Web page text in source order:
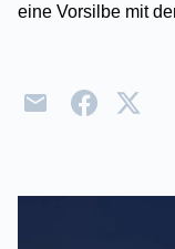
eine Vorsilbe mit